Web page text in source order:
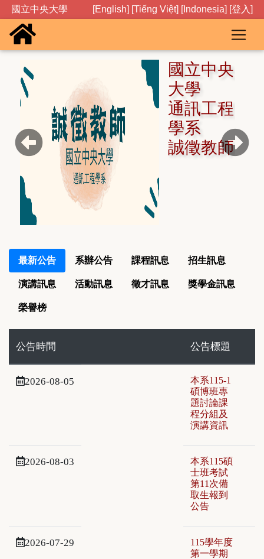
國立中央大學 [English] [Tiếng Việt] [Indonesia] [登入]
國立中央
大學
通訊工程
學系
誠徵教師
Previous Next
最新公告 系辦公告 課程訊息 招生訊息
演講訊息 活動訊息 徵才訊息 獎學金訊息
榮譽榜
公告時間 公告標題
2026-08-05
本系115-1
碩博班專
題討論課
程分組及
演講資訊
2026-08-03
本系115碩
士班考試
第11次備
取生報到
公告
2026-07-29
115學年度
第一學期